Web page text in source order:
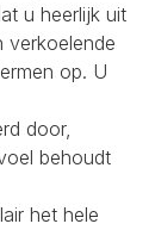
u heerlijk uit
verkoelende
op. U
door,
behoudt
het hele